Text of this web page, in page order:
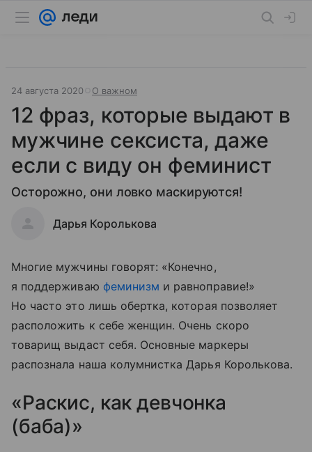
24 августа 2020 О важном
12 фраз, которые выдают в
мужчине сексиста, даже
если с виду он феминист
Осторожно, они ловко маскируются!
Дарья Королькова
Многие мужчины говорят: «Конечно,
я поддерживаю феминизм и равноправие!»
Но часто это лишь обертка, которая позволяет
расположить к себе женщин. Очень скоро
товарищ выдаст себя. Основные маркеры
распознала наша колумнистка Дарья Королькова.
«Раскис, как девчонка
(баба)»